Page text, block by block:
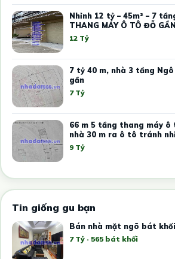
Nhỉnh 12 tỷ – 45m² – 7
THANG MÁY Ô TÔ ĐỖ GẦN
12 Tỷ
7 tỷ 40 m, nhà 3 tầng
gần
7 Tỷ
66 m 5 tầng thang máy ô
nhà 30 m ra ô tô tránh
9 Tỷ
Tin giống gu bạn
Bán nhà mặt ngõ bát
7 Tỷ · 565 bát khối